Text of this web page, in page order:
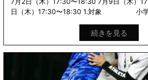
日（木）17:30〜18:30 1.対象 小
続きを見る